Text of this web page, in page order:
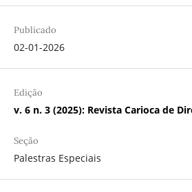
Publicado
02-01-2026
Edição
v. 6 n. 3 (2025): Revista Carioca de
Seção
Palestras Especiais